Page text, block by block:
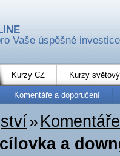
Vaše úspěšné investice
Kurzy CZ Kurzy
Komentáře a doporučení
»
a